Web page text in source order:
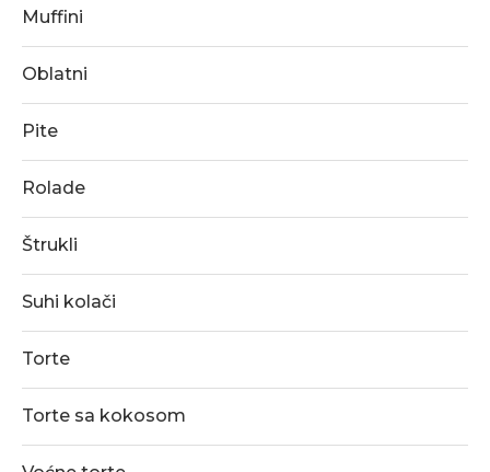
Muffini
Oblatni
Pite
Rolade
Štrukli
Suhi kolači
Torte
Torte sa kokosom